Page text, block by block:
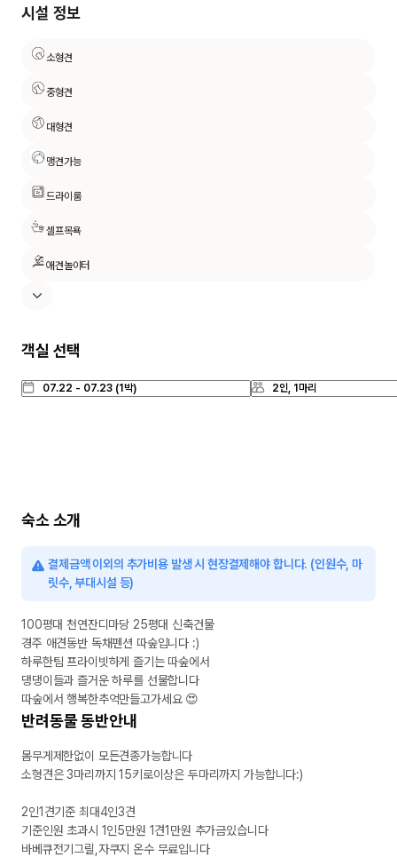
시설 정보
소형견
중형견
대형견
맹견가능
드라이룸
셀프목욕
애견놀이터
객실 선택
숙소 소개
결제금액 이외의 추가비용 발생 시 현장결제해야 합니다. (인원수, 마
릿수, 부대시설 등)
100평대 천연잔디마당 25평대 신축건물
경주 애견동반 독채펜션 따숲입니다 :)
하루한팀 프라이빗하게 즐기는 따숲에서
댕댕이들과 즐거운 하루를 선물합니다
반려동물 동반안내
몸무게제한없이 모든견종가능합니다
소형견은 3마리까지 15키로이상은 두마리까지 가능합니다:)
2인1견기준 최대4인3견
기준인원 초과시 1인5만원 1견1만원 추가금있습니다
바베큐전기그릴,자쿠지 온수 무료입니다